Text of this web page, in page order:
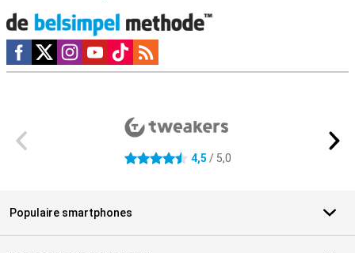
Social media
4.5 sterren 4,5 / 5,0
Populaire smartphones